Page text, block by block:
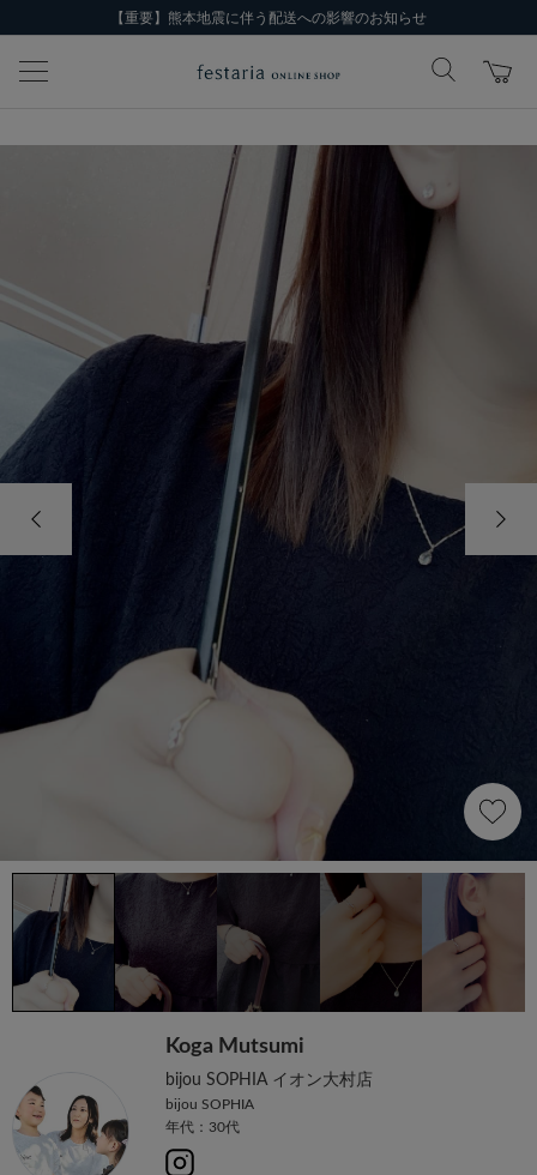
【重要】熊本地震に伴う配送への影響のお知らせ
Koga Mutsumi
bijou SOPHIA イオン大村店
bijou SOPHIA
年代：30代